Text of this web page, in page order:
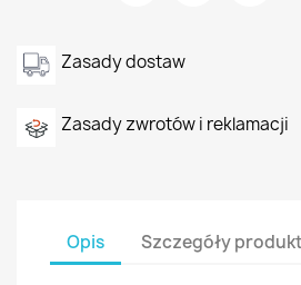
Zasady dostaw
Zasady zwrotów i reklamacji
Opis Szczegóły